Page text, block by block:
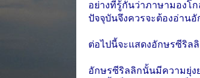
อย่างที่รู้กันว่าภาษามองโ
ปัจจุบันจึงควรจะต้องอ่าน
ต่อไปนี้จะแสดงอักษรซีริล
อักษรซีริลลิกนั้นมีความยุ่ง